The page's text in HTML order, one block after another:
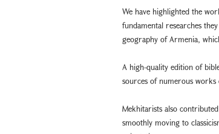
We have highlighted the
fundamental researches
geography of Armenia,
A high-quality edition of
sources of numerous
Mekhitarists also
smoothly moving to